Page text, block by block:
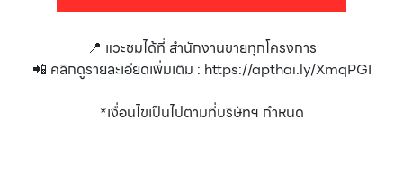
📍 แวะชมได้ที่ สำนักงานขายทุกโครงการ
📲 คลิกดูรายละเอียดเพิ่มเติม : https://apthai.ly/XmqPGI
*เงื่อนไขเป็นไปตามที่บริษัทฯ กำหนด